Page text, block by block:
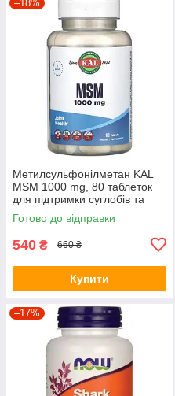
–18%
Метилсульфонілметан KAL
MSM 1000 mg, 80 таблеток
для підтримки суглобів та
шкіри
Готово до відправки
540 ₴ 660 ₴
Купити
–17%